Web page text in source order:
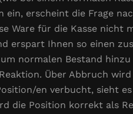
erscheint die Frage
Ware für die Kasse nicht
erspart Ihnen so einen
normalen Bestand
Über Abbruch
en verbucht, sieht
die Position korrekt als